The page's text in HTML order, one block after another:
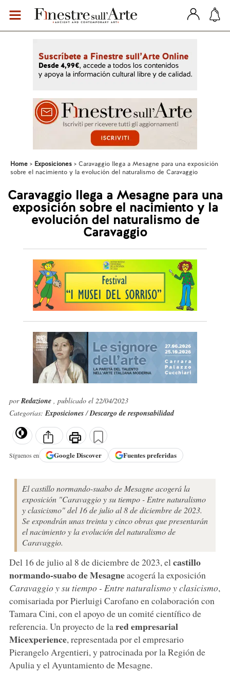
Home Exposiciones
Caravaggio llega a Mesagne para una exposición
sobre el nacimiento y la evolución del naturalismo de Caravaggio
Caravaggio llega a Mesagne para una
exposición sobre el nacimiento y la
evolución del naturalismo de
Caravaggio
porRedazione , publicado el 22/04/2023
Categorías:Exposiciones/Descargo de responsabilidad
Síguenos en GoogleDiscover Fuentes preferidas
El castillo normando-suabo de Mesagne acogerá la
exposición "Caravaggio y su tiempo - Entre naturalismo
y clasicismo" del 16 de julio al 8 de diciembre de 2023.
Se expondrán unas treinta y cinco obras que presentarán
el nacimiento y la evolución del naturalismo de
Caravaggio.
Del 16 de julio al 8 de diciembre de 2023, el castillo
normando-suabo deMesagneacogerá la exposición
Caravaggio y su tiempo - Entre naturalismo y clasicismo,
comisariada por Pierluigi Carofano en colaboración con
Tamara Cini, con el apoyo de un comité científico de
referencia. Un proyecto de la red empresarial
Micexperience, representada por el empresario
Pierangelo Argentieri, y patrocinada por la Región de
Apulia y el Ayuntamiento de Mesagne.